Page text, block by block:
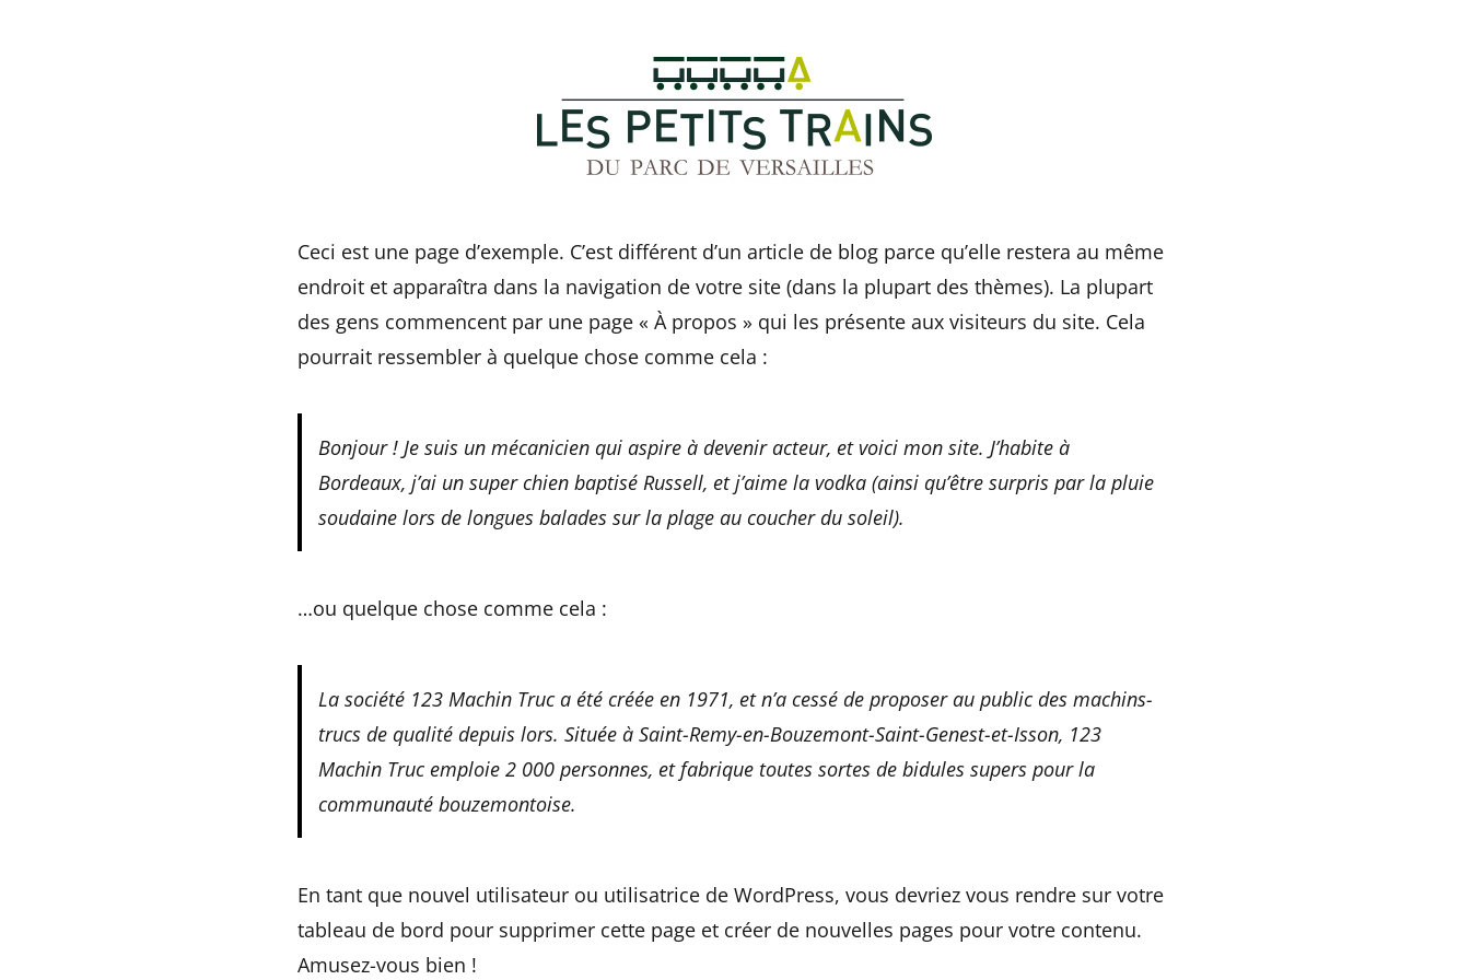
Ceci est une page d’exemple. C’est différent d’un article de blog parce qu’elle restera au même
endroit et apparaîtra dans la navigation de votre site (dans la plupart des thèmes). La plupart
des gens commencent par une page « À propos » qui les présente aux visiteurs du site. Cela
pourrait ressembler à quelque chose comme cela :
Bonjour ! Je suis un mécanicien qui aspire à devenir acteur, et voici mon site. J’habite à
Bordeaux, j’ai un super chien baptisé Russell, et j’aime la vodka (ainsi qu’être surpris par la pluie
soudaine lors de longues balades sur la plage au coucher du soleil).
…ou quelque chose comme cela :
La société 123 Machin Truc a été créée en 1971, et n’a cessé de proposer au public des machins-
trucs de qualité depuis lors. Située à Saint-Remy-en-Bouzemont-Saint-Genest-et-Isson, 123
Machin Truc emploie 2 000 personnes, et fabrique toutes sortes de bidules supers pour la
communauté bouzemontoise.
En tant que nouvel utilisateur ou utilisatrice de WordPress, vous devriez vous rendre sur votre
tableau de bord pour supprimer cette page et créer de nouvelles pages pour votre contenu.
Amusez-vous bien !